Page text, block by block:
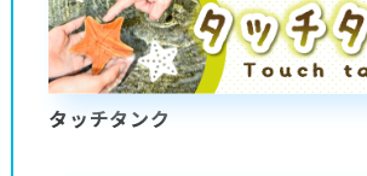
タッチタンク